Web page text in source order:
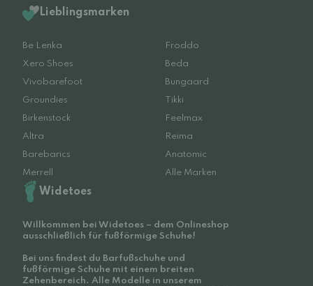
Lieblingsmarken
Be Lenka
Froddo
Xero Shoes
Beda
Vivobarefoot
Bungaard
Groundies
Tikki
Birkenstock
Feelmax
Altra
Reima
Barebarics
Anatomic
Merrell
Alle Marken
Widetoes
Willkommen bei Widetoes – dem Onlineshop
ausschließlich für fußförmige Schuhe!
Bei uns findest du Barfußschuhe und
fußförmige Schuhe mit einem breiten
Zehenbereich. Alle Modelle in unserem